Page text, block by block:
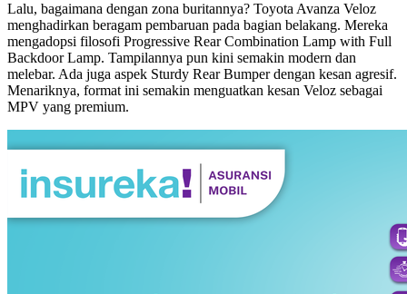
Lalu, bagaimana dengan zona buritannya? Toyota Avanza Veloz
menghadirkan beragam pembaruan pada bagian belakang. Mereka
mengadopsi filosofi Progressive Rear Combination Lamp with Full
Backdoor Lamp. Tampilannya pun kini semakin modern dan
melebar. Ada juga aspek Sturdy Rear Bumper dengan kesan agresif.
Menariknya, format ini semakin menguatkan kesan Veloz sebagai
MPV yang premium.